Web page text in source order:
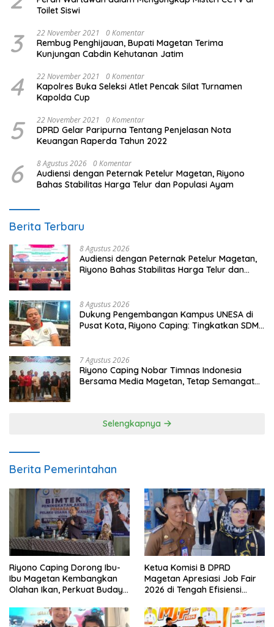
Toilet Siswi
3 22 November 2021 0 Komentar
Rembug Penghijauan, Bupati Magetan Terima
Kunjungan Cabdin Kehutanan Jatim
4 22 November 2021 0 Komentar
Kapolres Buka Seleksi Atlet Pencak Silat Turnamen
Kapolda Cup
5 22 November 2021 0 Komentar
DPRD Gelar Paripurna Tentang Penjelasan Nota
Keuangan Raperda Tahun 2022
6 8 Agustus 2026 0 Komentar
Audiensi dengan Peternak Petelur Magetan, Riyono
Bahas Stabilitas Harga Telur dan Populasi Ayam
Berita Terbaru
8 Agustus 2026
Audiensi dengan Peternak Petelur Magetan,
Riyono Bahas Stabilitas Harga Telur dan
8 Agustus 2026
Dukung Pengembangan Kampus UNESA di
Pusat Kota, Riyono Caping: Tingkatkan SDM
7 Agustus 2026
Riyono Caping Nobar Timnas Indonesia
Bersama Media Magetan, Tetap Semangat
Selengkapnya
Berita Pemerintahan
Riyono Caping Dorong Ibu-
Ibu Magetan Kembangkan
Olahan Ikan, Perkuat Budaya
Ketua Komisi B DPRD
Magetan Apresiasi Job Fair
2026 di Tengah Efisiensi